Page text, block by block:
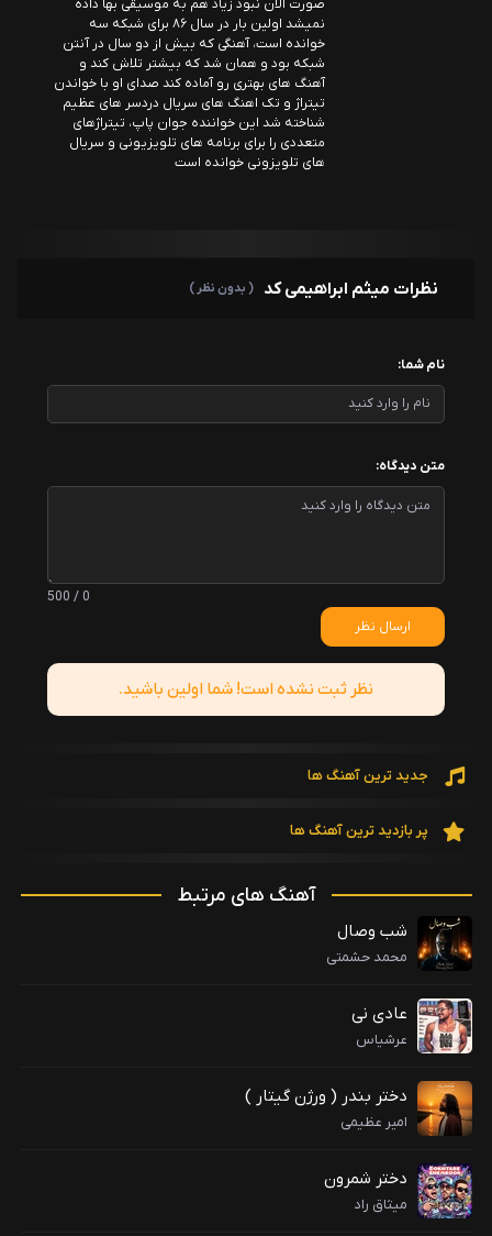
صورت الان نبود زیاد هم به موسیقی بها داده
نمیشد اولین بار در سال ۸۶ برای شبکه سه
خوانده است، آهنگی که بیش از دو سال در آنتن
شبکه بود و همان شد که بیشتر تلاش کند و
آهنگ های بهتری رو آماده کند صدای او با خواندن
تیتراژ و تک اهنگ های سریال دردسر های عظیم
شناخته شد این خواننده جوان پاپ، تیتراژهای
متعددی را برای برنامه های تلویزیونی و سریال
های تلویزونی خوانده است
نظرات میثم ابراهیمی کد ( بدون نظر )
نام شما:
متن دیدگاه:
0 / 500
ارسال نظر
نظر ثبت نشده است! شما اولین باشید.
جدید ترین آهنگ ها
پر بازدید ترین آهنگ ها
آهنگ های مرتبط
شب وصال
محمد حشمتی
عادی نی
عرشیاس
دختر بندر ( ورژن گیتار )
امیر عظیمی
دختر شمرون
میثاق راد